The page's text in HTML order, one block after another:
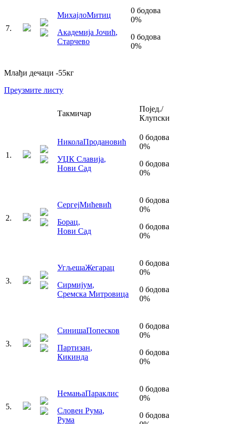
7.
МихајлоМитиц
Академија Јочић,
Старчево
0 бодова
0%
0 бодова
0%
Млађи дечаци -55кг
Преузмите листу
Такмичар
Појед./
Клупски
1 .
НиколаПродановић
УЏК Славија,
Нови Сад
0 бодова
0%
0 бодова
0%
2.
СергејМићевић
Борац,
Нови Сад
0 бодова
0%
0 бодова
0%
3.
УгљешаЖегарац
Сирмијум,
Сремска Митровица
0 бодова
0%
0 бодова
0%
3.
СинишаПопесков
Партизан,
Кикинда
0 бодова
0%
0 бодова
0%
5.
НемањаПараклис
Словен Рума,
Рума
0 бодова
0%
0 бодова